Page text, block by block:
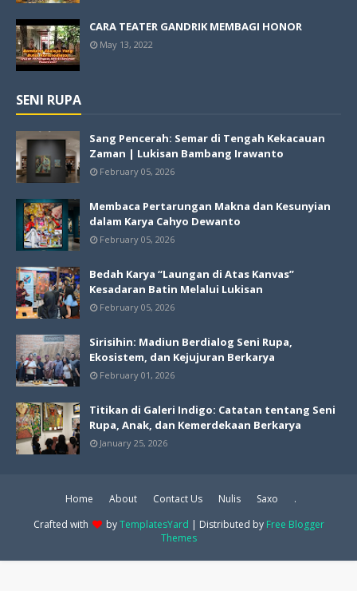
CARA TEATER GANDRIK MEMBAGI HONOR
May 13, 2022
SENI RUPA
Sang Pencerah: Semar di Tengah Kekacauan
Zaman | Lukisan Bambang Irawanto
February 05, 2026
Membaca Pertarungan Makna dan Kesunyian
dalam Karya Cahyo Dewanto
February 05, 2026
Bedah Karya “Laungan di Atas Kanvas”
Kesadaran Batin Melalui Lukisan
February 05, 2026
Sirisihin: Madiun Berdialog Seni Rupa,
Ekosistem, dan Kejujuran Berkarya
February 01, 2026
Titikan di Galeri Indigo: Catatan tentang Seni
Rupa, Anak, dan Kemerdekaan Berkarya
January 25, 2026
Home About Contact Us Nulis Saxo
.
Crafted with
byTemplatesYard | Distributed by Free Blogger
Themes